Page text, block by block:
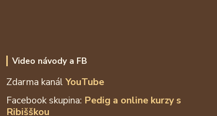
Video návody a FB
Zdarma kanálYouTube
Facebook skupina: Pedig a online kurzy s
Ribišškou